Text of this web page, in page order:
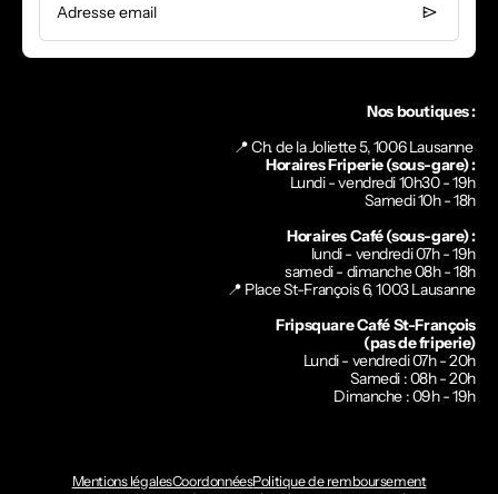
Adresse email
Nos boutiques :
📍 Ch. de la Joliette 5, 1006 Lausanne
Horaires Friperie (sous-gare) :
Lundi - vendredi 10h30 - 19h
Samedi 10h - 18h
Horaires Café (sous-gare) :
lundi - vendredi 07h - 19h
samedi - dimanche 08h - 18h
📍 Place St-François 6, 1003 Lausanne
Fripsquare Café St-François
(pas de friperie)
Lundi - vendredi 07h - 20h
Samedi : 08h - 20h
Dimanche : 09h - 19h
Mentions légalesCoordonnéesPolitique de remboursement